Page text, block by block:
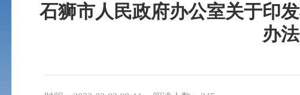
石狮市人民政府办公室关于印
办